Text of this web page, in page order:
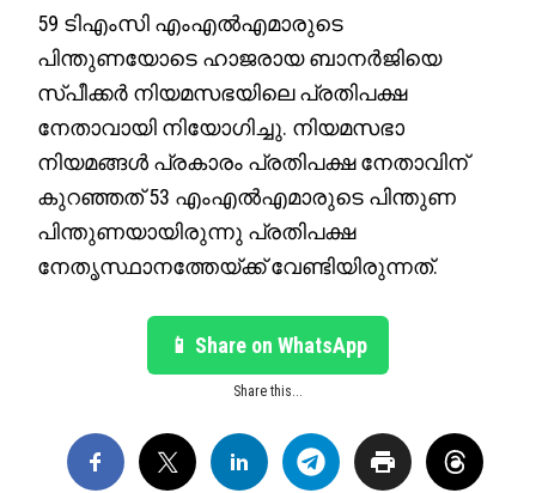
59 ടിഎംസി എംഎൽഎമാരുടെ
പിന്തുണയോടെ ഹാജരായ ബാനർജിയെ
സ്പീക്കർ നിയമസഭയിലെ പ്രതിപക്ഷ
നേതാവായി നിയോഗിച്ചു. നിയമസഭാ
നിയമങ്ങൾ പ്രകാരം പ്രതിപക്ഷ നേതാവിന്
കുറഞ്ഞത് 53 എംഎൽഎമാരുടെ പിന്തുണ
പിന്തുണയായിരുന്നു പ്രതിപക്ഷ
നേതൃസ്ഥാനത്തേയ്ക്ക് വേണ്ടിയിരുന്നത്.
📱 Share on WhatsApp
Share this...